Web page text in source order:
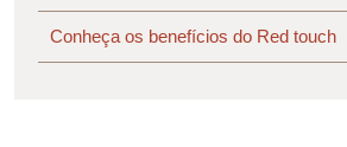
Conheça os benefícios do Red touch